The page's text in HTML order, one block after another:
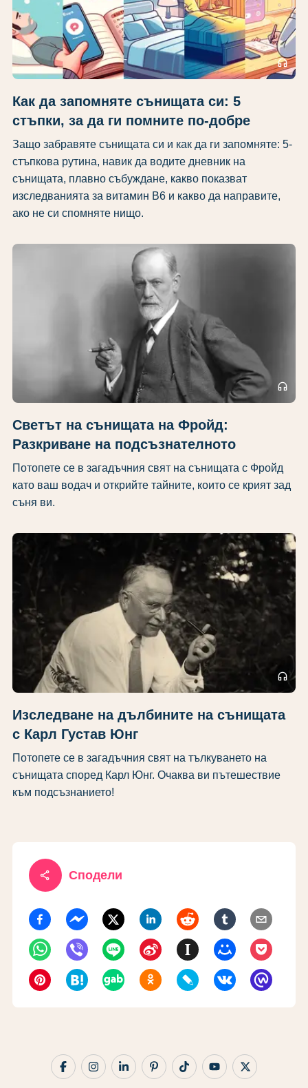
headphones
Как да запомняте сънищата си: 5
стъпки, за да ги помните по-добре
Защо забравяте сънищата си и как да ги запомняте: 5-
стъпкова рутина, навик да водите дневник на
сънищата, плавно събуждане, какво показват
изследванията за витамин B6 и какво да направите,
ако не си спомняте нищо.
headphones
Светът на сънищата на Фройд:
Разкриване на подсъзнателното
Потопете се в загадъчния свят на сънищата с Фройд
като ваш водач и открийте тайните, които се крият зад
съня ви.
headphones
Изследване на дълбините на сънищата
с Карл Густав Юнг
Потопете се в загадъчния свят на тълкуването на
сънищата според Карл Юнг. Очаква ви пътешествие
към подсъзнанието!
share Сподели